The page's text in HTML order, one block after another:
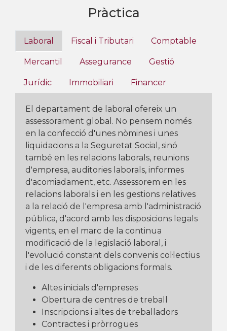
Pràctica
Laboral Fiscal i Tributari Comptable
Mercantil Assegurance Gestió
Jurídic Immobiliari Financer
El departament de laboral ofereix un
assessorament global. No pensem només
en la confecció d'unes nòmines i unes
liquidacions a la Seguretat Social, sinó
també en les relacions laborals, reunions
d'empresa, auditories laborals, informes
d'acomiadament, etc. Assessorem en les
relacions laborals i en les gestions relatives
a la relació de l'empresa amb l'administració
pública, d'acord amb les disposicions legals
vigents, en el marc de la continua
modificació de la legislació laboral, i
l'evolució constant dels convenis col·lectius
i de les diferents obligacions formals.
Altes inicials d'empreses
Obertura de centres de treball
Inscripcions i altes de treballadors
Contractes i pròrrogues